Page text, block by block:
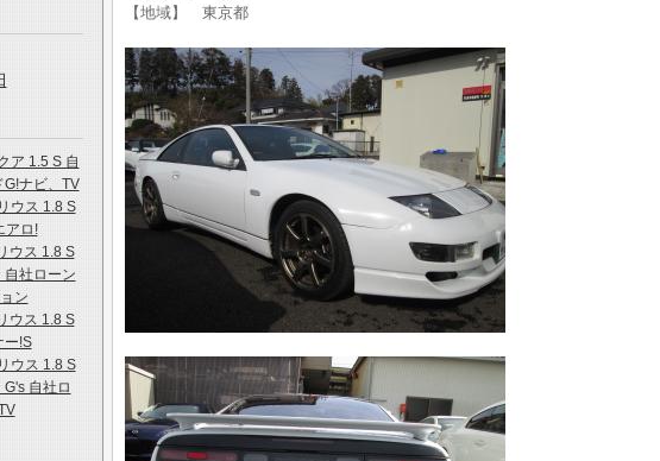
ア 1.5 S 自
ナビ、TV
ウス 1.8 S
アロ!
ウス 1.8 S
自社ローン
ン
ウス 1.8 S
ー!S
ウス 1.8 S
自社ロ
【地域】 東京都